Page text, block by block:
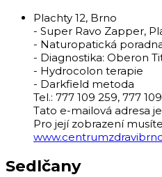
Plachty 12, Brno
- Super Ravo Zapper,
- Naturopatická
- Diagnostika: Oberon
- Hydrocolon terapie
- Darkfield metoda
Tel.: 777 109 259, 777
Tato e-mailová adresa
Pro její zobrazení
Sedlčany